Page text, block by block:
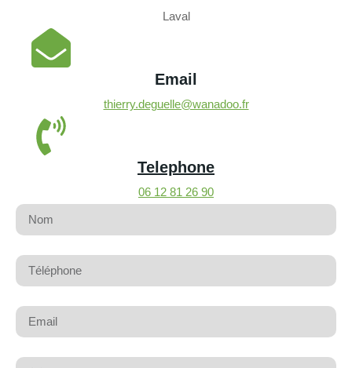
Laval
Email
thierry.deguelle@wanadoo.fr
Telephone
06 12 81 26 90